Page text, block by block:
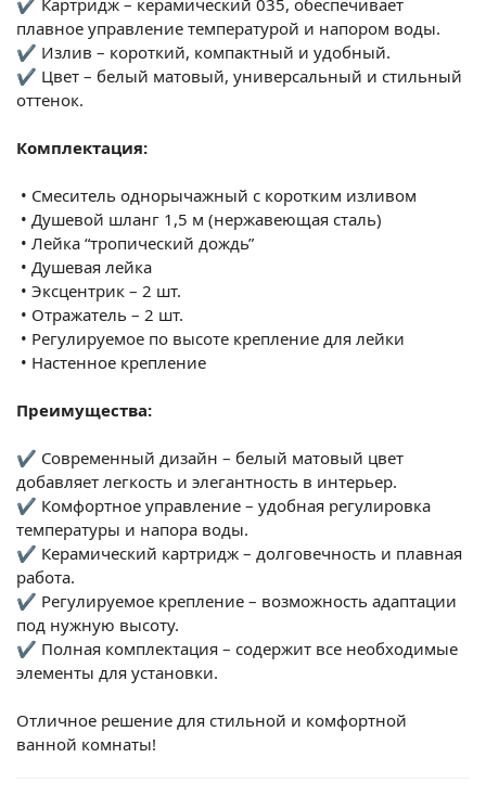
плавное управление температурой и напором воды.
✔ Излив – короткий, компактный и удобный.
✔ Цвет – белый матовый, универсальный и стильный
оттенок.
Комплектация:
• Смеситель однорычажный с коротким изливом
• Душевой шланг 1,5 м (нержавеющая сталь)
• Лейка “тропический дождь”
• Душевая лейка
• Эксцентрик – 2 шт.
• Отражатель – 2 шт.
• Регулируемое по высоте крепление для лейки
• Настенное крепление
Преимущества:
✔ Современный дизайн – белый матовый цвет
добавляет легкость и элегантность в интерьер.
✔ Комфортное управление – удобная регулировка
температуры и напора воды.
✔ Керамический картридж – долговечность и плавная
работа.
✔ Регулируемое крепление – возможность адаптации
под нужную высоту.
✔ Полная комплектация – содержит все необходимые
элементы для установки.
Отличное решение для стильной и комфортной
ванной комнаты!